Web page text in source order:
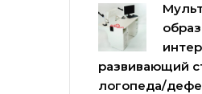
развивающий
логопеда/